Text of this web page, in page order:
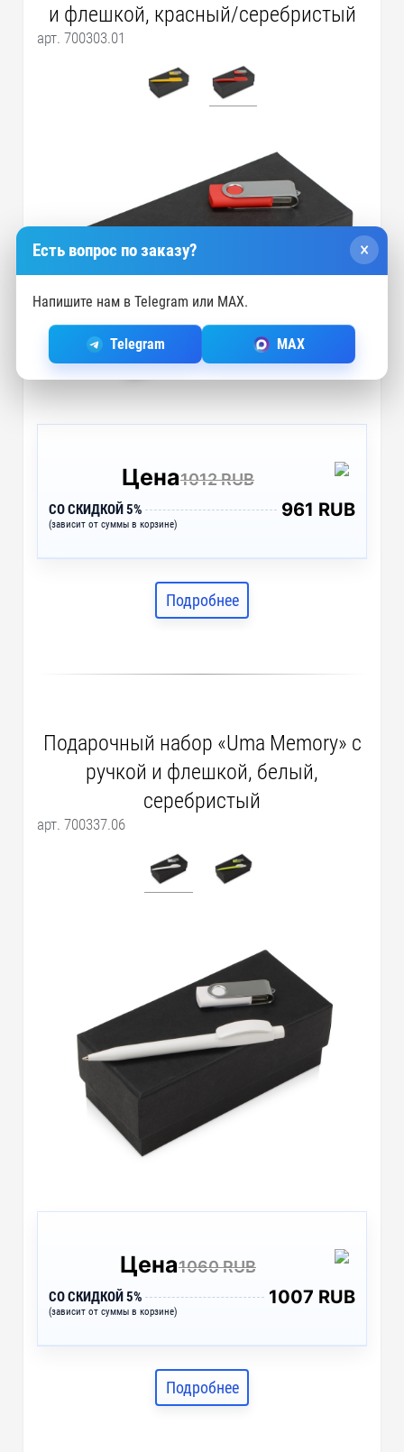
и флешкой, красный/серебристый
арт. 700303.01
Цена1012 RUB
СО СКИДКОЙ 5%
(зависит от суммы в корзине)
961 RUB
Подробнее
Подарочный набор «Uma Memory» с
ручкой и флешкой, белый,
серебристый
арт. 700337.06
Цена1060 RUB
СО СКИДКОЙ 5%
(зависит от суммы в корзине)
1007 RUB
Подробнее
Есть вопрос по заказу? ×
Напишите нам в Telegram или MAX.
Telegram MAX